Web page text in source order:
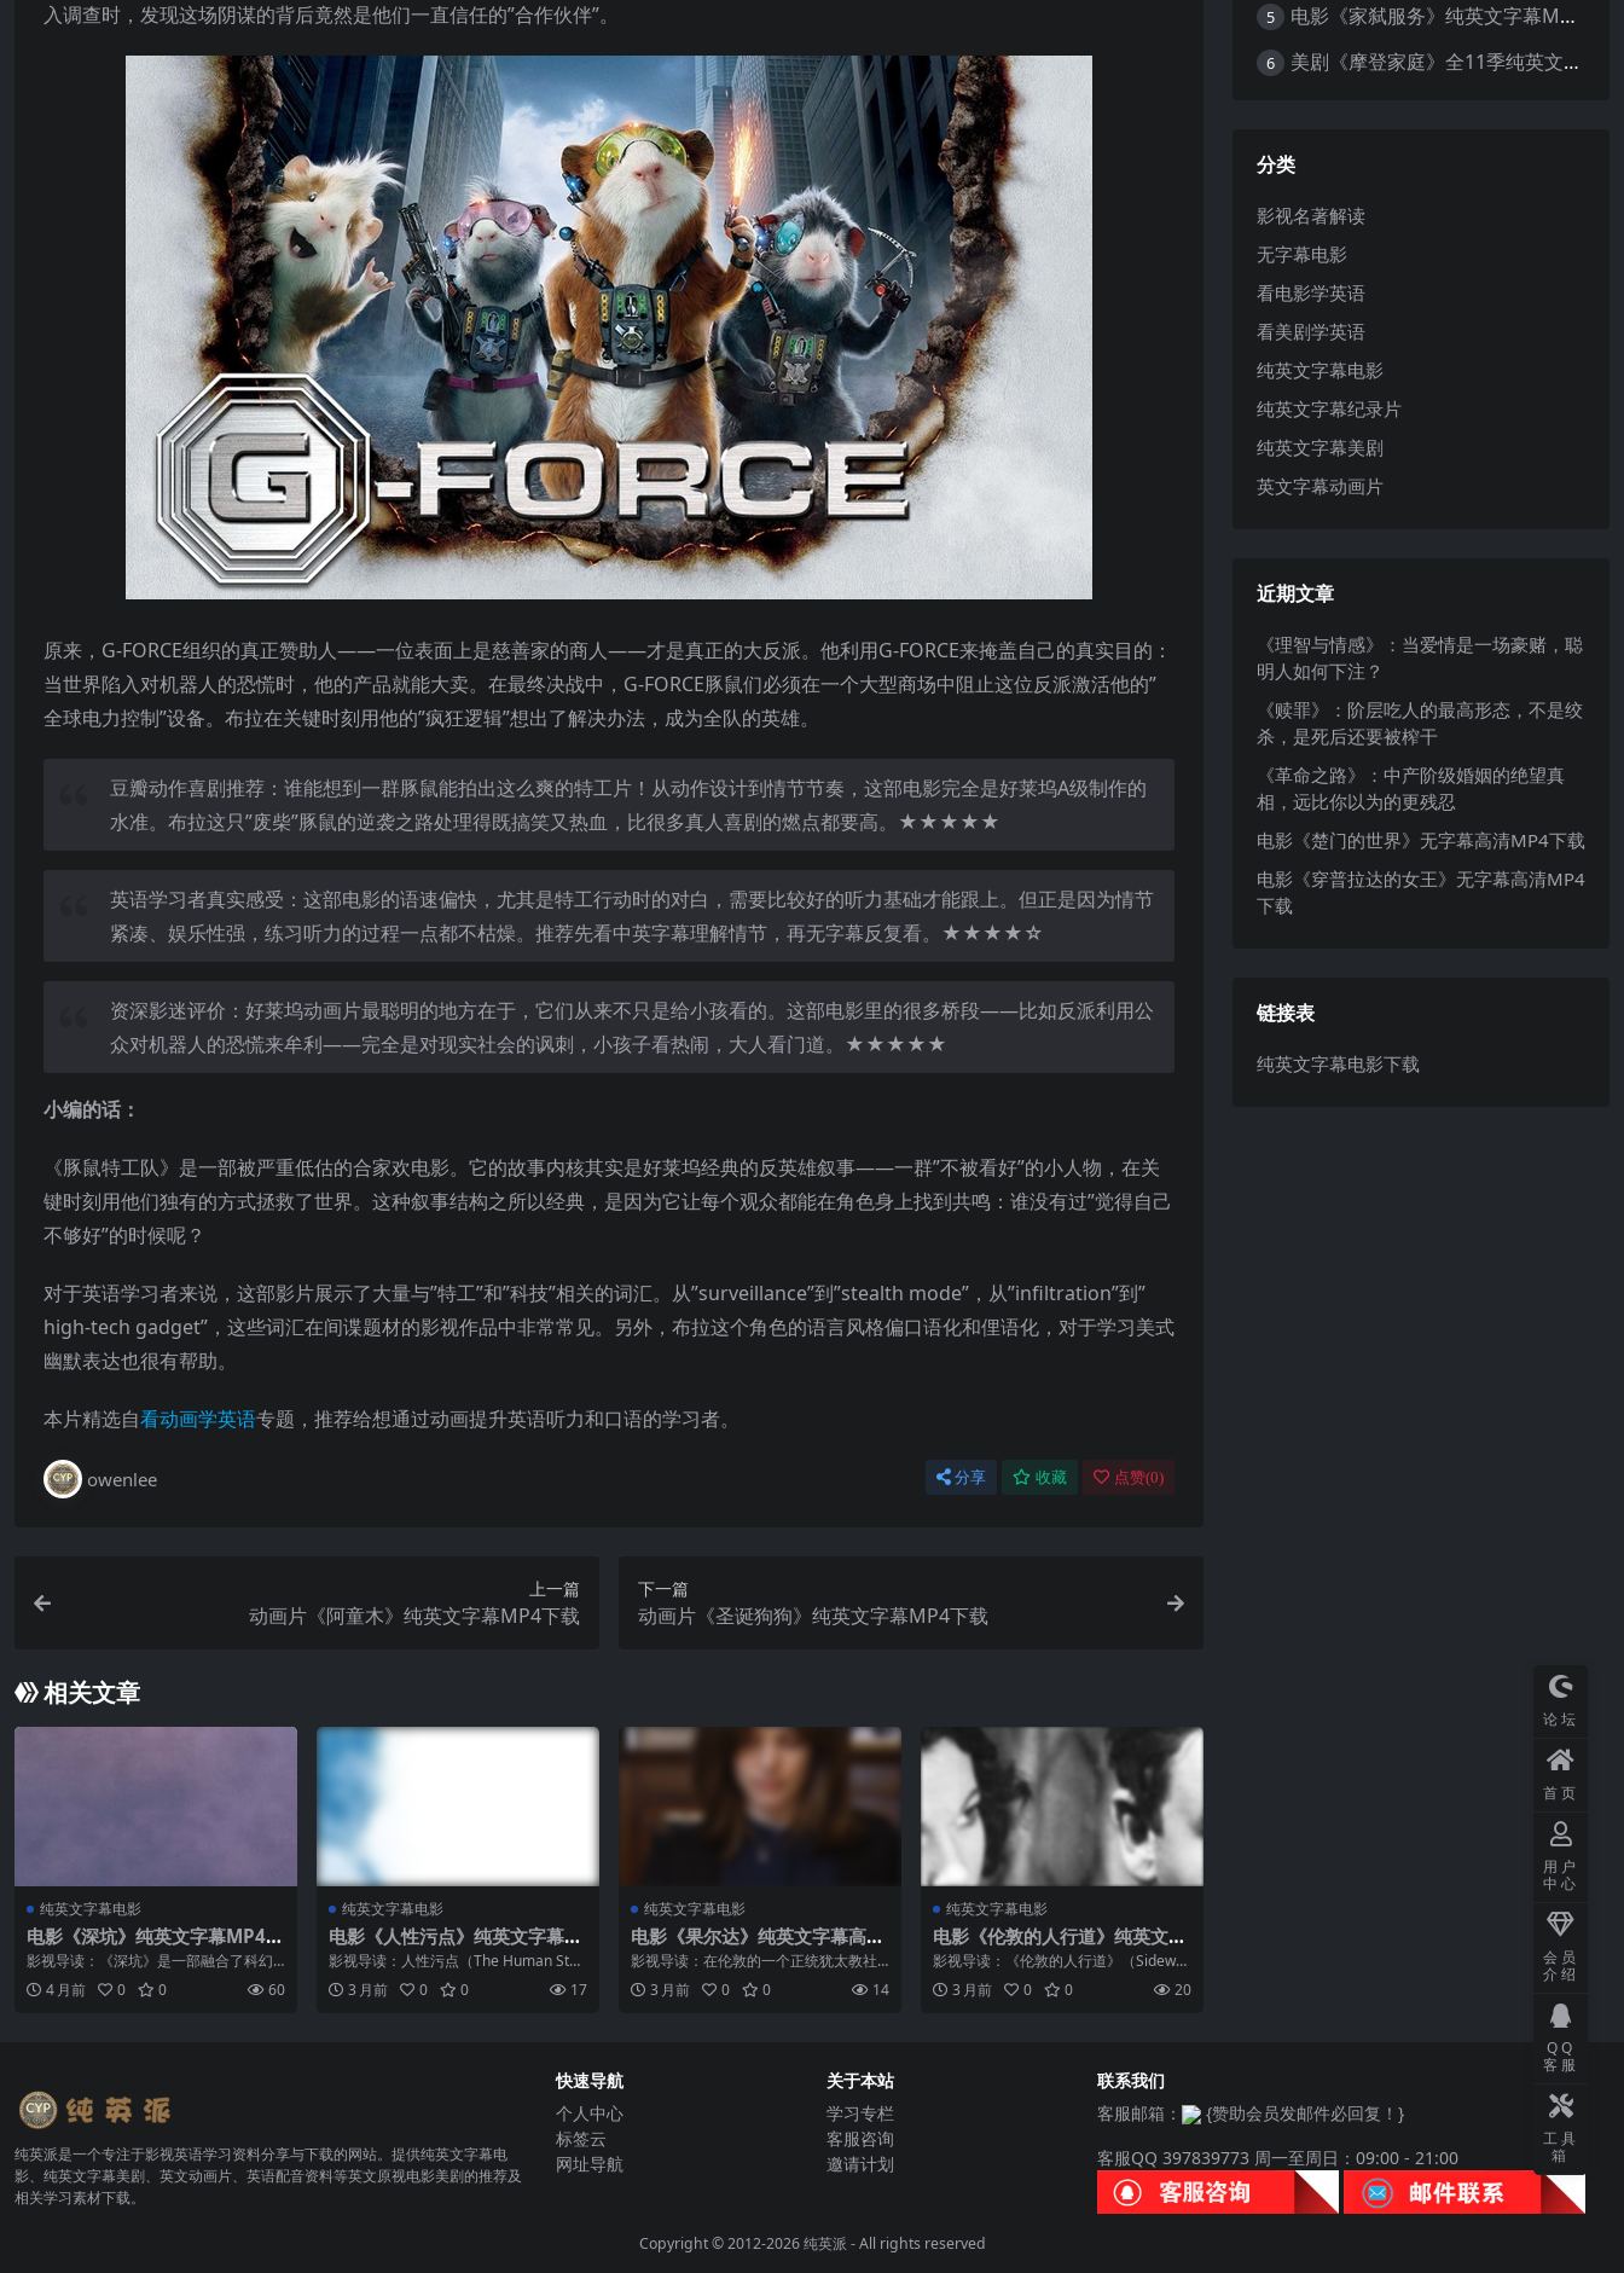
入调查时，发现这场阴谋的背后竟然是他们一直信任的”合作伙伴”。
原来，G-FORCE组织的真正赞助人——一位表面上是慈善家的商人——才是真正的大反派。他利用G-FORCE来掩盖自己的真实目的：
当世界陷入对机器人的恐慌时，他的产品就能大卖。在最终决战中，G-FORCE豚鼠们必须在一个大型商场中阻止这位反派激活他的”
全球电力控制”设备。布拉在关键时刻用他的”疯狂逻辑”想出了解决办法，成为全队的英雄。
豆瓣动作喜剧推荐：谁能想到一群豚鼠能拍出这么爽的特工片！从动作设计到情节节奏，这部电影完全是好莱坞A级制作的
水准。布拉这只”废柴”豚鼠的逆袭之路处理得既搞笑又热血，比很多真人喜剧的燃点都要高。★★★★★
英语学习者真实感受：这部电影的语速偏快，尤其是特工行动时的对白，需要比较好的听力基础才能跟上。但正是因为情节
紧凑、娱乐性强，练习听力的过程一点都不枯燥。推荐先看中英字幕理解情节，再无字幕反复看。★★★★☆
资深影迷评价：好莱坞动画片最聪明的地方在于，它们从来不只是给小孩看的。这部电影里的很多桥段——比如反派利用公
众对机器人的恐慌来牟利——完全是对现实社会的讽刺，小孩子看热闹，大人看门道。★★★★★
小编的话：
《豚鼠特工队》是一部被严重低估的合家欢电影。它的故事内核其实是好莱坞经典的反英雄叙事——一群”不被看好”的小人物，在关
键时刻用他们独有的方式拯救了世界。这种叙事结构之所以经典，是因为它让每个观众都能在角色身上找到共鸣：谁没有过”觉得自己
不够好”的时候呢？
对于英语学习者来说，这部影片展示了大量与”特工”和”科技”相关的词汇。从”surveillance”到”stealth mode”，从”infiltration”到”
high-tech gadget”，这些词汇在间谍题材的影视作品中非常常见。另外，布拉这个角色的语言风格偏口语化和俚语化，对于学习美式
幽默表达也很有帮助。
本片精选自看动画学英语专题，推荐给想通过动画提升英语听力和口语的学习者。
owenlee 分享 收藏 点赞(0)
上一篇
动画片《阿童木》纯英文字幕MP4下载
下一篇
动画片《圣诞狗狗》纯英文字幕MP4下载
相关文章
纯英文字幕电影
电影《深坑》纯英文字幕MP4下
载
影视导读：《深坑》是一部融合了科幻
与惊悚元素的动作片，故事围绕两个被
秘密派遣到同一片禁区的高端军事人员
4 月前 0 0 60
纯英文字幕电影
电影《人性污点》纯英文字幕高
清MP4下载
影视导读：人性污点（The Human Stai
n，2003）由知名导演Robert Benton执
导，安东尼·霍普金斯（Anthony Hopkin
3 月前 0 0 17
纯英文字幕电影
电影《果尔达》纯英文字幕高清
MP4下载
影视导读：在伦敦的一个正统犹太教社
区中，摄影师艾丝特（瑞秋·麦克亚当斯
饰）回到了她离开多年的家乡，参加她
3 月前 0 0 14
纯英文字幕电影
电影《伦敦的人行道》纯英文字
幕MP4下载
影视导读：《伦敦的人行道》（Sidewal
ks of London，1938，中文常译《伦敦
的人行道》或《街头巷尾》）讲述了伦
3 月前 0 0 20
5 电影《家弑服务》纯英文字幕MP4下载
6 美剧《摩登家庭》全11季纯英文字幕高清MP4下载
分类
影视名著解读
无字幕电影
看电影学英语
看美剧学英语
纯英文字幕电影
纯英文字幕纪录片
纯英文字幕美剧
英文字幕动画片
近期文章
《理智与情感》：当爱情是一场豪赌，聪
明人如何下注？
《赎罪》：阶层吃人的最高形态，不是绞
杀，是死后还要被榨干
《革命之路》：中产阶级婚姻的绝望真
相，远比你以为的更残忍
电影《楚门的世界》无字幕高清MP4下载
电影《穿普拉达的女王》无字幕高清MP4
下载
链接表
纯英文字幕电影下载
纯英派是一个专注于影视英语学习资料分享与下载的网站。提供纯英文字幕电
影、纯英文字幕美剧、英文动画片、英语配音资料等英文原视电影美剧的推荐及
相关学习素材下载。
快速导航
个人中心
标签云
网址导航
关于本站
学习专栏
客服咨询
邀请计划
联系我们
客服邮箱：
{赞助会员发邮件必回复！}
客服QQ 397839773 周一至周日：09:00 - 21:00
Copyright © 2012-2026纯英派 - All rights reserved
论坛
首页
用户
中心
会员
介绍
QQ
客服
工具
箱